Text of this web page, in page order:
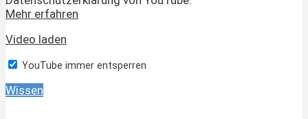
Mehr erfahren
Video laden
YouTube immer entsperren
Wissen